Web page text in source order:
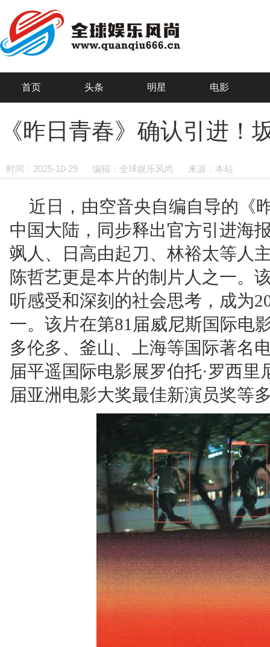
首页 头条 明星 电影
《昨日青春》确认引进
时间：2025-10-29 编辑：全球娱乐风尚 来源：本站
近日，由空音央自编自导的《
中国大陆，同步释出官方引进海
飒人、日高由起刀、林裕太等人
陈哲艺更是本片的制片人之一。
听感受和深刻的社会思考，成为
一。该片在第81届威尼斯国际电
多伦多、釜山、上海等国际著名
届平遥国际电影展罗伯托·罗西里
届亚洲电影大奖最佳新演员奖等